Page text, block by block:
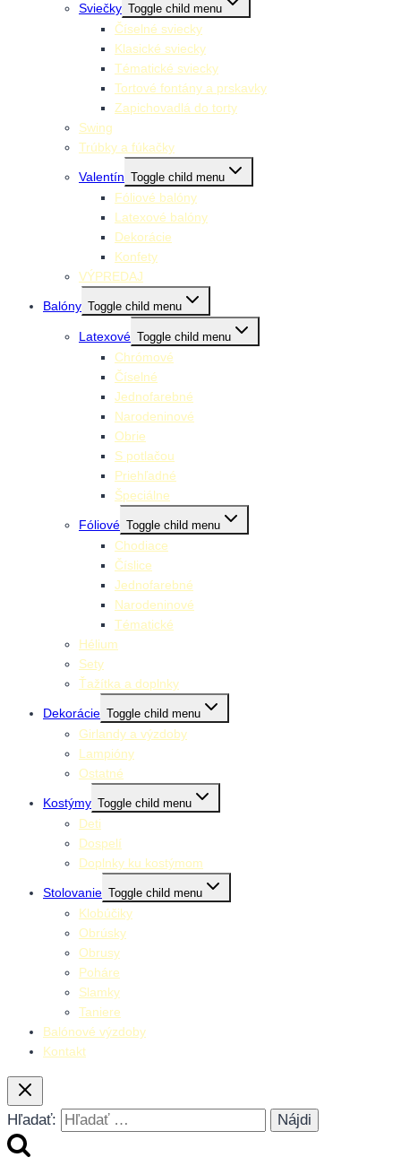
Sviečky Toggle child menu
Číselné sviecky
Klasické sviecky
Tématické sviecky
Tortové fontány a prskavky
Zapichovadlá do torty
Swing
Trúbky a fúkačky
Valentín Toggle child menu
Fóliové balóny
Latexové balóny
Dekorácie
Konfety
VÝPREDAJ
Balóny Toggle child menu
Latexové Toggle child menu
Chrómové
Číselné
Jednofarebné
Narodeninové
Obrie
S potlačou
Priehľadné
Špeciálne
Fóliové Toggle child menu
Chodiace
Číslice
Jednofarebné
Narodeninové
Tématické
Hélium
Sety
Ťažítka a doplnky
Dekorácie Toggle child menu
Girlandy a výzdoby
Lampióny
Ostatné
Kostýmy Toggle child menu
Deti
Dospelí
Doplnky ku kostýmom
Stolovanie Toggle child menu
Klobúčiky
Obrúsky
Obrusy
Poháre
Slamky
Taniere
Balónové výzdoby
Kontakt
Hľadať: